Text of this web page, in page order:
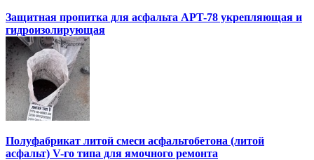
Защитная пропитка для асфальта APT-78 укрепляющая и
гидроизолирующая
Полуфабрикат литой смеси асфальтобетона (литой
асфальт) V-го типа для ямочного ремонта